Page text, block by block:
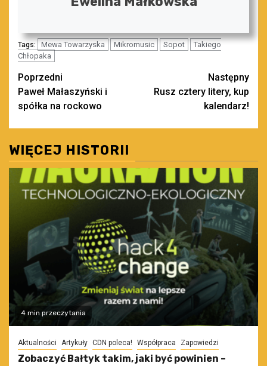
Tags: Mewa Towarzyska Mikromusic Sopot
Takiego
Chłopaka
Zobacz
wpisy
Poprzedni
Paweł Małaszyński i
spółka na rockowo
Następny
Rusz cztery litery, kup
kalendarz!
WIĘCEJ HISTORII
4 min przeczytania
Aktualności Artykuły CDN poleca! Współpraca Zapowiedzi
Zobaczyć Bałtyk takim, jaki być powinien –